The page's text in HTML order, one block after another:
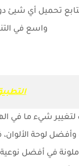
تحميل أي شيئ
واسع في
لتغيير شيء ما في
وأفضل لوحة
ملونة في أفضل